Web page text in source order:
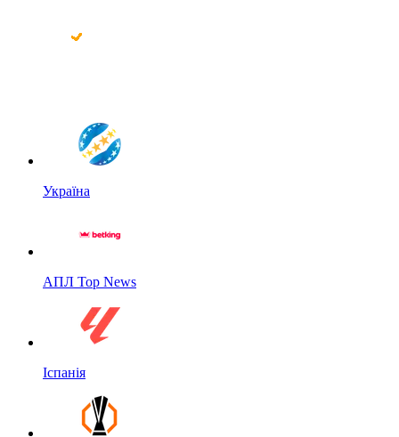
Україна
АПЛ Top News
Іспанія